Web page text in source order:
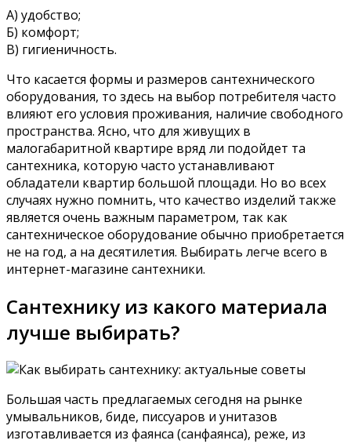
А) удобство;
Б) комфорт;
В) гигиеничность.
Что касается формы и размеров сантехнического
оборудования, то здесь на выбор потребителя часто
влияют его условия проживания, наличие свободного
пространства. Ясно, что для живущих в
малогабаритной квартире вряд ли подойдет та
сантехника, которую часто устанавливают
обладатели квартир большой площади. Но во всех
случаях нужно помнить, что качество изделий также
является очень важным параметром, так как
сантехническое оборудование обычно приобретается
не на год, а на десятилетия. Выбирать легче всего в
интернет-магазине сантехники.
Сантехнику из какого материала
лучше выбирать?
Большая часть предлагаемых сегодня на рынке
умывальников, биде, писсуаров и унитазов
изготавливается из фаянса (санфаянса), реже, из